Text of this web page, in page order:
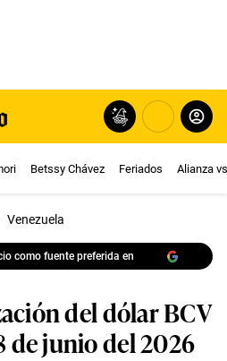
Betssy Chávez Feriados Alianza
Venezuela
como fuente preferida en
del dólar BCV
de junio del 2026